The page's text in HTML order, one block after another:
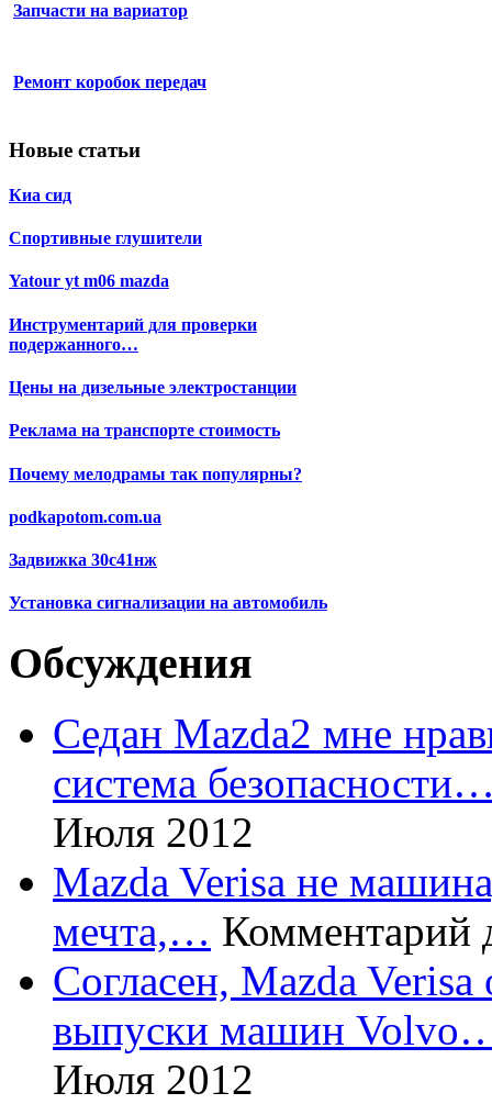
Запчасти на вариатор
Ремонт коробок передач
Новые статьи
Киа сид
Спортивные глушители
Yatour yt m06 mazda
Инструментарий для проверки
подержанного…
Цены на дизельные электростанции
Реклама на транспорте стоимость
Почему мелодрамы так популярны?
podkapotom.com.ua
Задвижка 30с41нж
Установка сигнализации на автомобиль
Обсуждения
Седан Mazda2 мне
система
Июля 2012
Mazda Verisa не
мечта,… Комментарий
Согласен, Mazda
выпуски машин
Июля 2012